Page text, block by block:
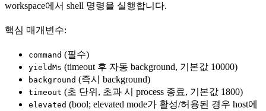
workspace에서 shell 명령을 실행합니다.
핵심 매개변수:
command (필수)
yieldMs (timeout 후 자동 background, 기본값 10000)
background (즉시 background)
timeout (초 단위, 초과 시 process 종료, 기본값 1800)
elevated (bool; elevated mode가 활성/허용된 경우 host에